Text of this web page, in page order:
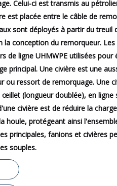
Celui-ci est transmis au
est placée entre le câble de
sont déployés à partir du treuil
la conception du remorqueur.
de ligne UHMWPE utilisées pour
principal. Une civière est une
ou ressort de remorquage. Une
(longueur doublée), en ligne
civière est de réduire la
houle, protégeant ainsi
principales, fanions et civières
souples.